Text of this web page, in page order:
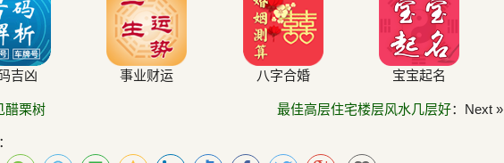
吉凶 事业财运 八字合婚 宝宝起名
醋栗树 最佳高层住宅楼层风水几层好：Next »